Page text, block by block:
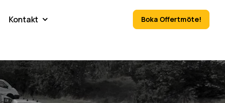
Kontakt Boka Offertmöte!